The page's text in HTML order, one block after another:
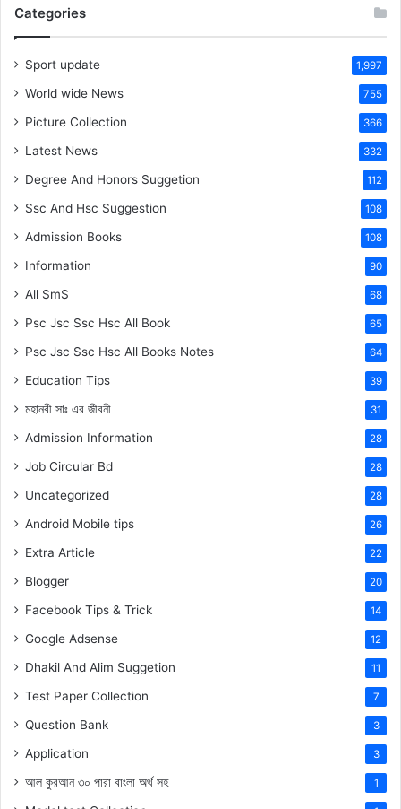
Categories
Sport update 1,997
World wide News 755
Picture Collection 366
Latest News 332
Degree And Honors Suggetion 112
Ssc And Hsc Suggestion 108
Admission Books 108
Information 90
All SmS 68
Psc Jsc Ssc Hsc All Book 65
Psc Jsc Ssc Hsc All Books Notes 64
Education Tips 39
মহানবী সাঃ এর জীবনী 31
Admission Information 28
Job Circular Bd 28
Uncategorized 28
Android Mobile tips 26
Extra Article 22
Blogger 20
Facebook Tips & Trick 14
Google Adsense 12
Dhakil And Alim Suggetion 11
Test Paper Collection 7
Question Bank 3
Application 3
আল কুরআন ৩০ পারা বাংলা অর্থ সহ 1